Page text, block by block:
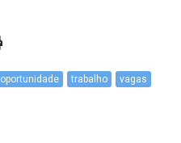
oportunidade trabalho
vagas